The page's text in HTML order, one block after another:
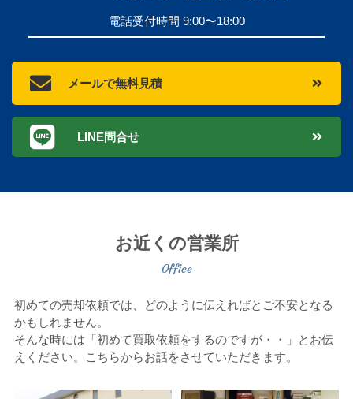
電話受付時間 9:00〜18:00
メールで無料見積
LINE問合せ
お近くの営業所
初めての売却依頼では、どのように伝えればとご不安となる
かもしれません。
そんな時には「初めて買取依頼をするのですが・・」とお伝
えください。こちらからお話をさせていただきます。